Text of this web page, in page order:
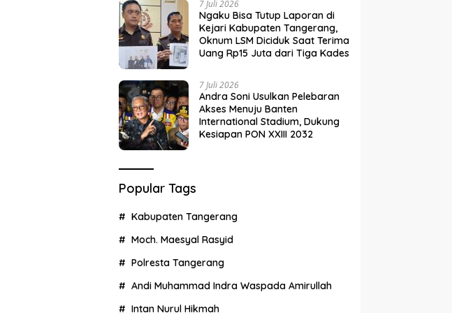
7 Juli 2026
Ngaku Bisa Tutup Laporan di
Kejari Kabupaten Tangerang,
Oknum LSM Diciduk Saat Terima
Uang Rp15 Juta dari Tiga Kades
7 Juli 2026
Andra Soni Usulkan Pelebaran
Akses Menuju Banten
International Stadium, Dukung
Kesiapan PON XXIII 2032
Popular Tags
Kabupaten Tangerang
Moch. Maesyal Rasyid
Polresta Tangerang
Andi Muhammad Indra Waspada Amirullah
Intan Nurul Hikmah